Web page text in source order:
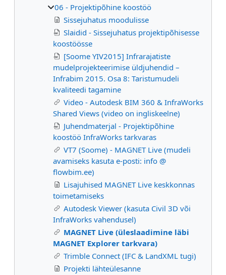
06 - Projektipõhine koostöö
Sissejuhatus moodulisse
Slaidid - Sissejuhatus projektipõhisesse
koostöösse
[Soome YIV2015] Infrarajatiste
mudelprojekteerimise üldjuhendid –
Infrabim 2015. Osa 8: Taristumudeli
kvaliteedi tagamine
Video - Autodesk BIM 360 & InfraWorks
Shared Views (video on ingliskeelne)
Juhendmaterjal - Projektipõhine
koostöö InfraWorks tarkvaras
VT7 (Soome) - MAGNET Live (mudeli
avamiseks kasuta e-posti: info @
flowbim.ee)
Lisajuhised MAGNET Live keskkonnas
toimetamiseks
Autodesk Viewer (kasuta Civil 3D või
InfraWorks vahendusel)
MAGNET Live (üleslaadimine läbi
MAGNET Explorer tarkvara)
Trimble Connect (IFC & LandXML tugi)
Projekti lähteülesanne